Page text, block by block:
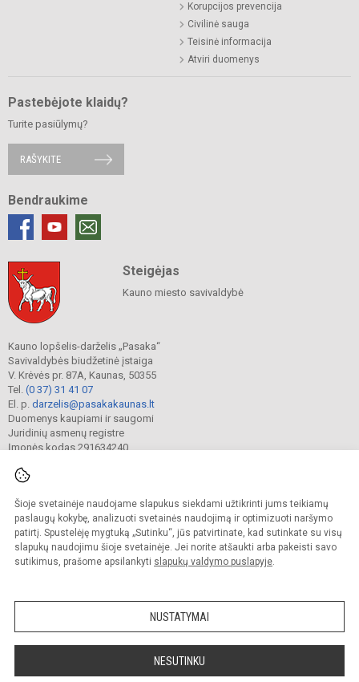
Šioje svetainėje naudojame slapukus siekdami užtikrinti jums teikiamų
paslaugų kokybę, analizuoti svetainės naudojimą ir optimizuoti naršymo
patirtį. Spustelėję mygtuką „Sutinku“, jūs patvirtinate, kad sutinkate su visų
slapukų naudojimu šioje svetainėje. Jei norite atšaukti arba pakeisti savo
sutikimus, prašome apsilankyti slapukų valdymo puslapyje.
NUSTATYMAI
NESUTINKU
Korupcijos prevencija
Civilinė sauga
Teisinė informacija
Atviri duomenys
Pastebėjote klaidų?
Turite pasiūlymų?
RAŠYKITE
Bendraukime
Steigėjas
Kauno miesto savivaldybė
Kauno lopšelis-darželis „Pasaka“
Savivaldybės biudžetinė įstaiga
V. Krėvės pr. 87A, Kaunas, 50355
Tel. (0 37) 31 41 07
El. p. darzelis@pasakakaunas.lt
Duomenys kaupiami ir saugomi
Juridinių asmenų registre
Įmonės kodas 291634240
© 2022. Kauno lopšelis-darželis „Pasaka“. Visos teisės saugomos.
Kopijuoti turinį be raštiško įstaigos administracijos sutikimo griežtai draudžiama.
Prieinamumo paraiška Slapukų valdymas
Sumanus būdas atnaujinti